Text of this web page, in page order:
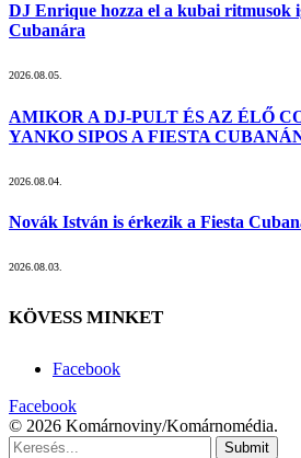
DJ Enrique hozza el a kubai ritmusok
Cubanára
2026.08.05.
AMIKOR A DJ-PULT ÉS AZ ÉLŐ
YANKO SIPOS A FIESTA
2026.08.04.
Novák István is érkezik a Fiesta
2026.08.03.
KÖVESS MINKET
Facebook
Facebook
© 2026 Komárnoviny/Komárnomédia.
Submit